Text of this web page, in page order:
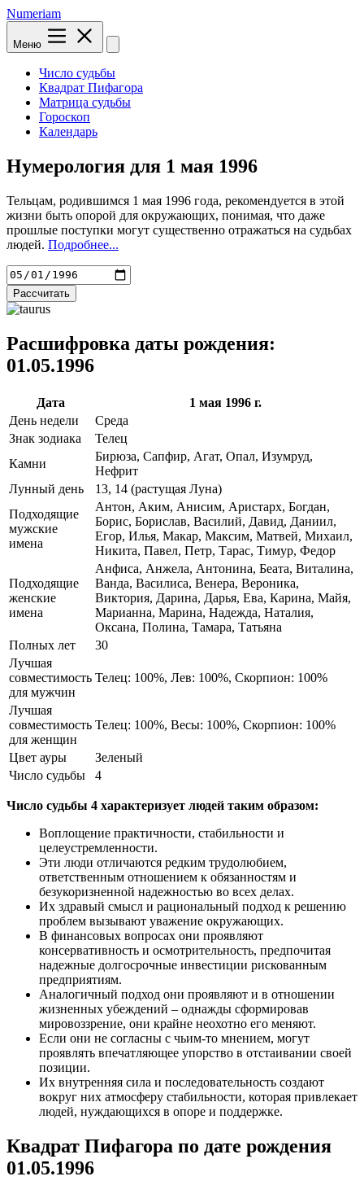
Numeriam
Меню
Число судьбы
Квадрат Пифагора
Матрица судьбы
Гороскоп
Календарь
Нумерология для 1 мая 1996
Тельцам, родившимся 1 мая 1996 года, рекомендуется в этой
жизни быть опорой для окружающих, понимая, что даже
прошлые поступки могут существенно отражаться на судьбах
людей. Подробнее...
Рассчитать
Расшифровка даты рождения:
01.05.1996
Дата
1 мая 1996 г.
День недели
Среда
Знак зодиака
Телец
Камни
Бирюза, Сапфир, Агат, Опал, Изумруд,
Нефрит
Лунный день
13, 14 (растущая Луна)
Подходящие
мужские
имена
Антон, Аким, Анисим, Аристарх, Богдан,
Борис, Борислав, Василий, Давид, Даниил,
Егор, Илья, Макар, Максим, Матвей, Михаил,
Никита, Павел, Петр, Тарас, Тимур, Федор
Подходящие
женские
имена
Анфиса, Анжела, Антонина, Беата, Виталина,
Ванда, Василиса, Венера, Вероника,
Виктория, Дарина, Дарья, Ева, Карина, Майя,
Марианна, Марина, Надежда, Наталия,
Оксана, Полина, Тамара, Татьяна
Полных лет
30
Лучшая
совместимость
для мужчин
Телец: 100%, Лев: 100%, Скорпион: 100%
Лучшая
совместимость
для женщин
Телец: 100%, Весы: 100%, Скорпион: 100%
Цвет ауры
Зеленый
Число судьбы
4
Число судьбы 4 характеризует людей таким образом:
Воплощение практичности, стабильности и
целеустремленности.
Эти люди отличаются редким трудолюбием,
ответственным отношением к обязанностям и
безукоризненной надежностью во всех делах.
Их здравый смысл и рациональный подход к решению
проблем вызывают уважение окружающих.
В финансовых вопросах они проявляют
консервативность и осмотрительность, предпочитая
надежные долгосрочные инвестиции рискованным
предприятиям.
Аналогичный подход они проявляют и в отношении
жизненных убеждений – однажды сформировав
мировоззрение, они крайне неохотно его меняют.
Если они не согласны с чьим-то мнением, могут
проявлять впечатляющее упорство в отстаивании своей
позиции.
Их внутренняя сила и последовательность создают
вокруг них атмосферу стабильности, которая привлекает
людей, нуждающихся в опоре и поддержке.
Квадрат Пифагора по дате рождения
01.05.1996